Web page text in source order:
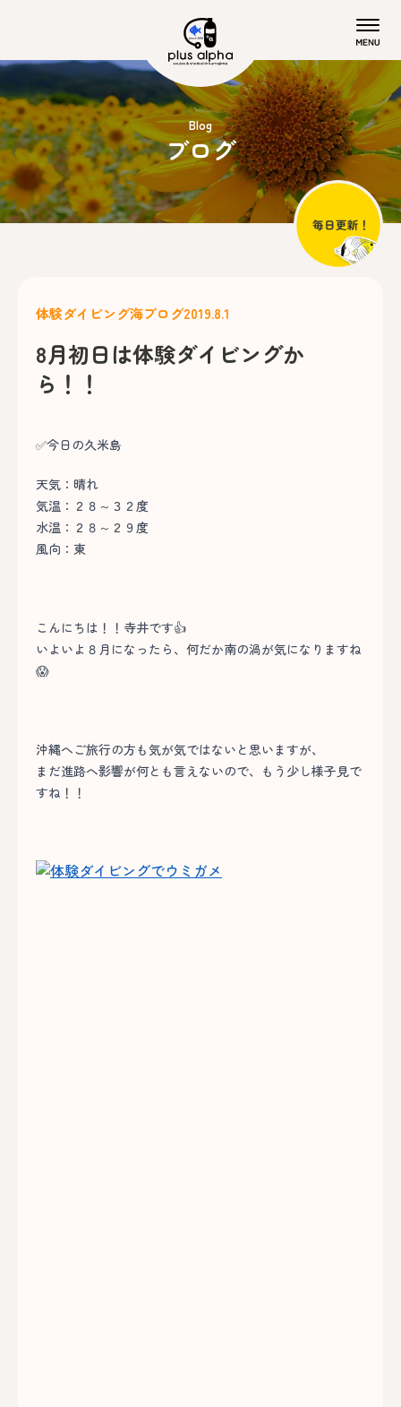
Blog
ブログ
体験ダイビング海ブログ2019.8.1
8月初日は体験ダイビングか
ら！！
✅今日の久米島
天気：晴れ
気温：２８～３２度
水温：２８～２９度
風向：東
こんにちは！！寺井です👍
いよいよ８月になったら、何だか南の渦が気になりますね
😱
沖縄へご旅行の方も気が気ではないと思いますが、
まだ進路へ影響が何とも言えないので、もう少し様子見で
すね！！